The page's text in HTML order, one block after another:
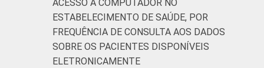
ACESSO A COMPUTADOR NO
ESTABELECIMENTO DE SAÚDE, POR
FREQUÊNCIA DE CONSULTA AOS DADOS
SOBRE OS PACIENTES DISPONÍVEIS
ELETRONICAMENTE